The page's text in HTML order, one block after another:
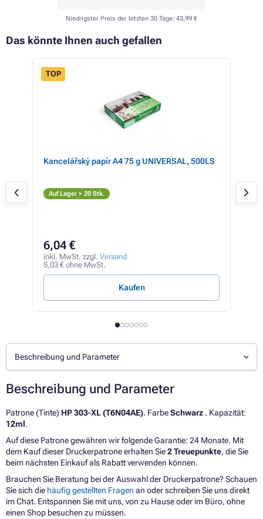
Niedrigster Preis der letzten 30 Tage: 43,99 €
Das könnte Ihnen auch gefallen
TOP
Kancelářský papír A4 75 g UNIVERSAL, 500LS
Auf Lager > 20 Stk.
6,04 €
inkl. MwSt. zzgl. Versand
5,03 € ohne MwSt.
Kaufen
Beschreibung und Parameter
Beschreibung und Parameter
Patrone (Tinte) HP 303-XL (T6N04AE). FarbeSchwarz . Kapazität:
12ml.
Auf diese Patrone gewähren wir folgende Garantie: 24 Monate. Mit
dem Kauf dieser Druckerpatrone erhalten Sie2 Treuepunkte, die Sie
beim nächsten Einkauf als Rabatt verwenden können.
Brauchen Sie Beratung bei der Auswahl der Druckerpatrone? Schauen
Sie sich die häufig gestellten Fragen an oder schreiben Sie uns direkt
im Chat. Entspannen Sie mit uns, von zu Hause oder im Büro, ohne
einen Shop besuchen zu müssen.